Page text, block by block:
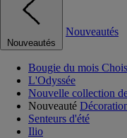
Nouveautés
Nouveautés
Bougie du mois
L'Odyssée
Nouvelle collection
Nouveauté
Senteurs d'été
Ilio